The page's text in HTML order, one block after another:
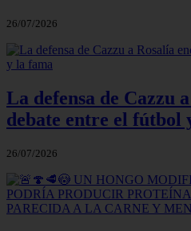
26/07/2026
La defensa de Cazzu
debate entre el fútbol
26/07/2026